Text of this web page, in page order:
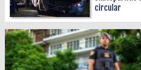
circular